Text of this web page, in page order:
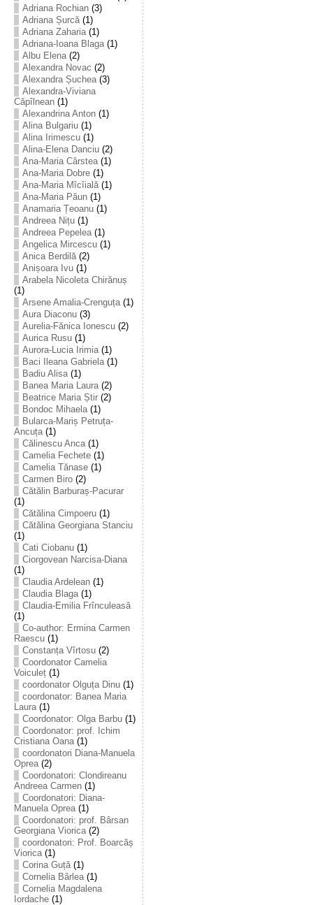
Adriana Rochian(3)
Adriana Șurcă(1)
Adriana Zaharia(1)
Adriana-Ioana Blaga(1)
Albu Elena(2)
Alexandra Novac (2)
Alexandra Șuchea(3)
Alexandra-Viviana
Căpîlnean(1)
Alexandrina Anton(1)
Alina Bulgariu(1)
Alina Irimescu(1)
Alina-Elena Danciu(2)
Ana-Maria Cârstea(1)
Ana-Maria Dobre(1)
Ana-Maria Mîcîială(1)
Ana-Maria Păun(1)
Anamaria Țeoanu(1)
Andreea Nițu(1)
Andreea Pepelea(1)
Angelica Mircescu(1)
Anica Berdilă(2)
Anișoara Ivu(1)
Arabela Nicoleta Chirănuș
(1)
Arsene Amalia-Crenguța(1)
Aura Diaconu(3)
Aurelia-Fănica Ionescu(2)
Aurica Rusu(1)
Aurora-Lucia Irimia(1)
Baci Ileana Gabriela(1)
Badiu Alisa(1)
Banea Maria Laura(2)
Beatrice Maria Știr(2)
Bondoc Mihaela(1)
Bularca-Mariș Petruța-
Ancuța(1)
Călinescu Anca(1)
Camelia Fechete(1)
Camelia Tănase(1)
Carmen Biro(2)
Cătălin Barburaș-Pacurar
(1)
Cătălina Cimpoeru(1)
Cătălina Georgiana Stanciu
(1)
Cati Ciobanu(1)
Ciorgovean Narcisa-Diana
(1)
Claudia Ardelean(1)
Claudia Blaga(1)
Claudia-Emilia Frînculeasă
(1)
Co-author: Ermina Carmen
Raescu(1)
Constanța Vîrtosu(2)
Coordonator Camelia
Voiculeț(1)
coordonator Olguța Dinu(1)
coordonator: Banea Maria
Laura(1)
Coordonator: Olga Barbu(1)
Coordonator: prof. Ichim
Cristiana Oana(1)
coordonatori Diana-Manuela
Oprea(2)
Coordonatori: Clondireanu
Andreea Carmen(1)
Coordonatori: Diana-
Manuela Oprea(1)
Coordonatori: prof. Bârsan
Georgiana Viorica(2)
coordonatori: Prof. Boarcăș
Viorica(1)
Corina Guță(1)
Cornelia Bârlea(1)
Cornelia Magdalena
Iordache(1)